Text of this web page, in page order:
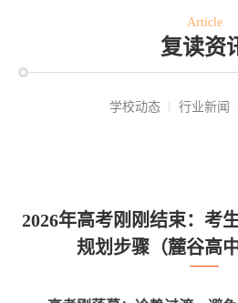
Article
复读资
学校动态 行业新闻
2026年高考刚刚结束：考
规划步骤（麓谷高